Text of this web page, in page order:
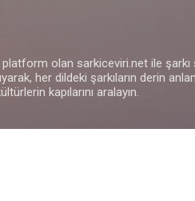
olan sarkiceviri.net ile
her dildeki şarkıların derin
kapılarını aralayın.